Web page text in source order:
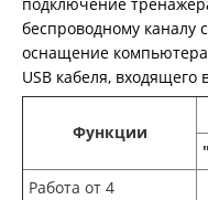
подключение
беспроводному каналу
оснащение
USB кабеля, входящего
Функции
Работа от 4